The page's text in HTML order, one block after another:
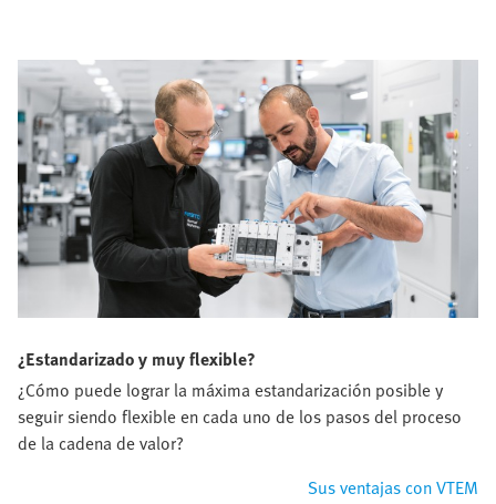
¿Estandarizado y muy flexible?
¿Cómo puede lograr la máxima estandarización posible y
seguir siendo flexible en cada uno de los pasos del proceso
de la cadena de valor?
Sus ventajas con VTEM